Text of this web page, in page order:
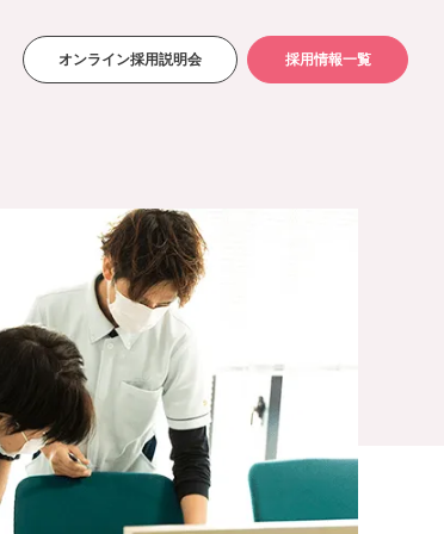
オンライン採用説明会 採用情報一覧